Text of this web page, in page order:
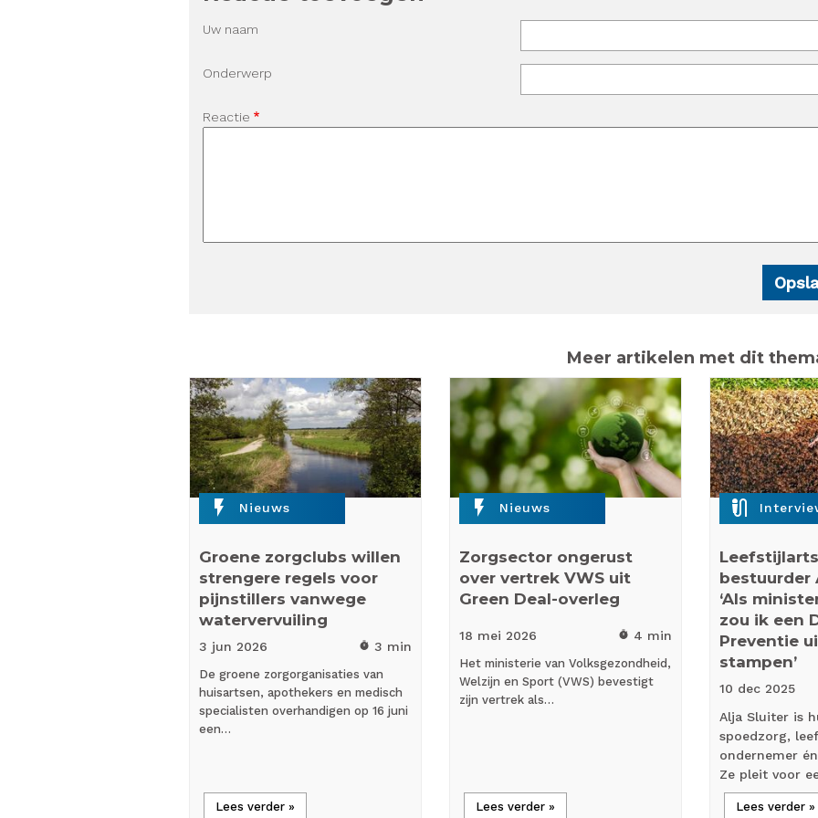
Uw naam
Onderwerp
Reactie
Meer artikelen met dit
flash_on Nieuws
Groene zorgclubs willen
strengere regels voor
pijnstillers vanwege
watervervuiling
3 jun 2026 timer 3 min
De groene zorgorganisaties van
huisartsen, apothekers en medisch
specialisten overhandigen op 16 juni
een…
Lees verder »
flash_on Nieuws
Zorgsector ongerust
over vertrek VWS uit
Green Deal-overleg
18 mei 2026 timer 4 min
Het ministerie van Volksgezondheid,
Welzijn en Sport (VWS) bevestigt
zijn vertrek als…
Lees verder »
mic_external_on
bestuurder
‘Als
zou ik een
Preventie
stampen’
10 dec 2025
Alja Sluiter is
spoedzorg,
ondernemer
Ze pleit voor
Lees verder »